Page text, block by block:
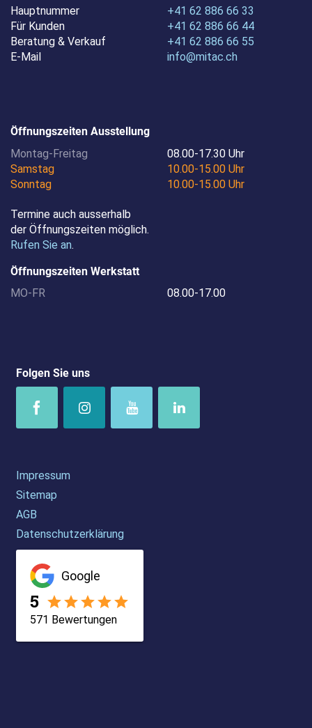
Hauptnummer
+41 62 886 66 33
Für Kunden
+41 62 886 66 44
Beratung & Verkauf
+41 62 886 66 55
E-Mail
info@mitac.ch
Öffnungszeiten Ausstellung
Montag-Freitag
08.00-17.30 Uhr
Samstag
10.00-15.00 Uhr
Sonntag
10.00-15.00 Uhr
Termine auch ausserhalb
der ­Öffnungszeiten möglich.
Rufen Sie an.
Öffnungszeiten Werkstatt
MO-FR
08.00-17.00
Folgen Sie uns
Impressum
Sitemap
AGB
Datenschutzerklärung
Google
5
571 Bewertungen